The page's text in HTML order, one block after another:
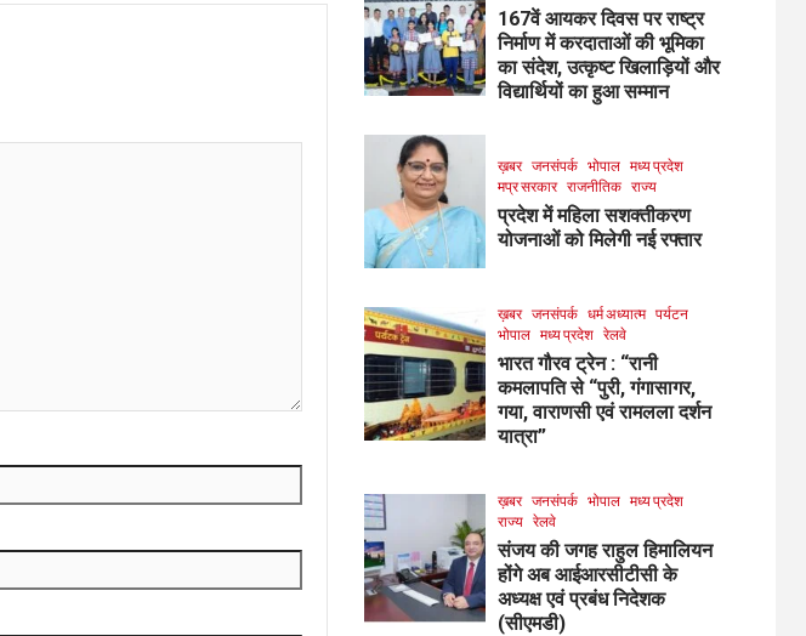
167वें आयकर दिवस पर राष्ट्र
निर्माण में करदाताओं की भूमिका
का संदेश, उत्कृष्ट खिलाड़ियों और
विद्यार्थियों का हुआ सम्मान
ख़बर जनसंपर्क भोपाल मध्य प्रदेश
मप्र सरकार राजनीतिक राज्य
प्रदेश में महिला सशक्तीकरण
योजनाओं को मिलेगी नई रफ्तार
ख़बर जनसंपर्क धर्म अध्यात्म पर्यटन
भोपाल मध्य प्रदेश रेलवे
भारत गौरव ट्रेन : “रानी
कमलापति से “पुरी, गंगासागर,
गया, वाराणसी एवं रामलला दर्शन
यात्रा”
ख़बर जनसंपर्क भोपाल मध्य प्रदेश
राज्य रेलवे
संजय की जगह राहुल हिमालियन
होंगे अब आईआरसीटीसी के
अध्यक्ष एवं प्रबंध निदेशक
(सीएमडी)